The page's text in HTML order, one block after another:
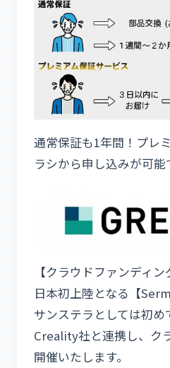
通常保証も1年間！プレ
ラシから申し込みが可能
【クラウドファンディン
日本初上陸となる【
サンステラとしては初め
Creality社と連携し、ク
開催いたします。